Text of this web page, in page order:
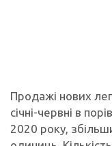
Продажі нових
січні-червні в
2020 року,